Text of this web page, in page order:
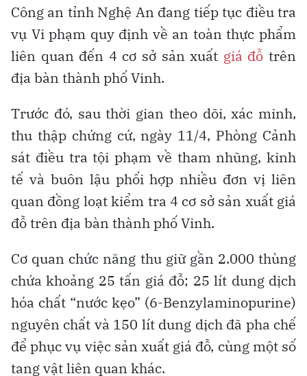
Công an tỉnh Nghệ An đang tiếp tục điều tra
vụ Vi phạm quy định về an toàn thực phẩm
liên quan đến 4 cơ sở sản xuất giá đỗ trên
địa bàn thành phố Vinh.
Trước đó, sau thời gian theo dõi, xác minh,
thu thập chứng cứ, ngày 11/4, Phòng Cảnh
sát điều tra tội phạm về tham nhũng, kinh
tế và buôn lậu phối hợp nhiều đơn vị liên
quan đồng loạt kiểm tra 4 cơ sở sản xuất giá
đỗ trên địa bàn thành phố Vinh.
Cơ quan chức năng thu giữ gần 2.000 thùng
chứa khoảng 25 tấn giá đỗ; 25 lít dung dịch
hóa chất “nước kẹo” (6-Benzylaminopurine)
nguyên chất và 150 lít dung dịch đã pha chế
để phục vụ việc sản xuất giá đỗ, cùng một số
tang vật liên quan khác.